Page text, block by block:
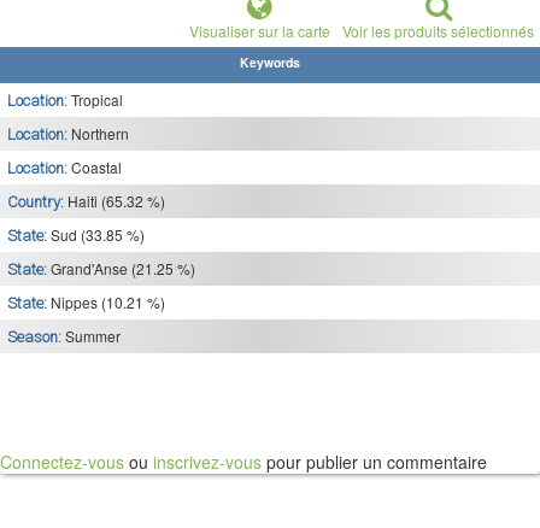
Visualiser sur la carte Voir les produits sélectionnés
Keywords
Location: Tropical
Location: Northern
Location: Coastal
Country: Haiti (65.32 %)
State: Sud (33.85 %)
State: Grand'Anse (21.25 %)
State: Nippes (10.21 %)
Season: Summer
Connectez-vous ou inscrivez-vous pour publier un commentaire